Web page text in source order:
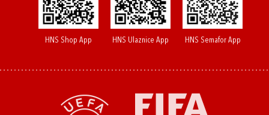
HNS Shop App HNS Ulaznice App HNS Semafor App